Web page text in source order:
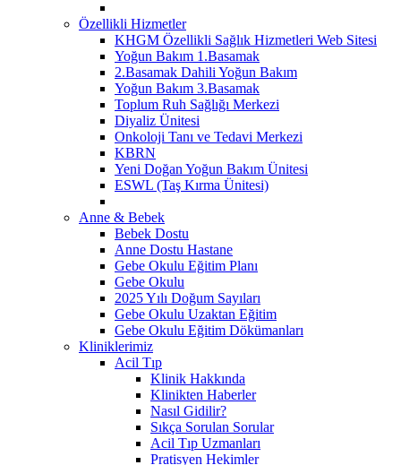
Özellikli Hizmetler
KHGM Özellikli Sağlık Hizmetleri Web Sitesi
Yoğun Bakım 1.Basamak
2.Basamak Dahili Yoğun Bakım
Yoğun Bakım 3.Basamak
Toplum Ruh Sağlığı Merkezi
Diyaliz Ünitesi
Onkoloji Tanı ve Tedavi Merkezi
KBRN
Yeni Doğan Yoğun Bakım Ünitesi
ESWL (Taş Kırma Ünitesi)
Anne & Bebek
Bebek Dostu
Anne Dostu Hastane
Gebe Okulu Eğitim Planı
Gebe Okulu
2025 Yılı Doğum Sayıları
Gebe Okulu Uzaktan Eğitim
Gebe Okulu Eğitim Dökümanları
Kliniklerimiz
Acil Tıp
Klinik Hakkında
Klinikten Haberler
Nasıl Gidilir?
Sıkça Sorulan Sorular
Acil Tıp Uzmanları
Pratisyen Hekimler